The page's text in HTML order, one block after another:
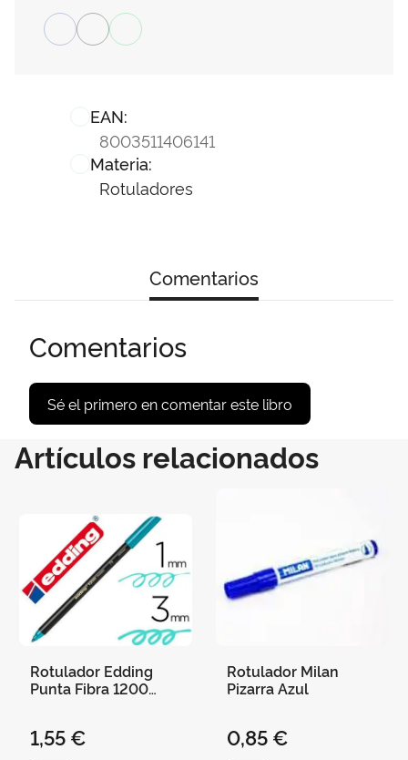
EAN:
8003511406141
Materia:
Rotuladores
Comentarios
Comentarios
Sé el primero en comentar este libro
Artículos relacionados
Rotulador Edding
Punta Fibra 1200
3 mm
1,55 €
Rotulador Milan
Pizarra Azul
0,85 €